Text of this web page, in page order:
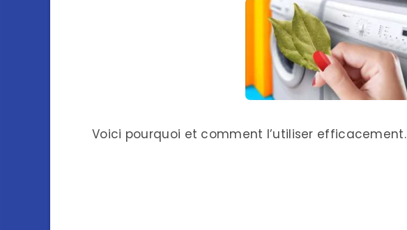
Voici pourquoi et comment l’utiliser efficacement.